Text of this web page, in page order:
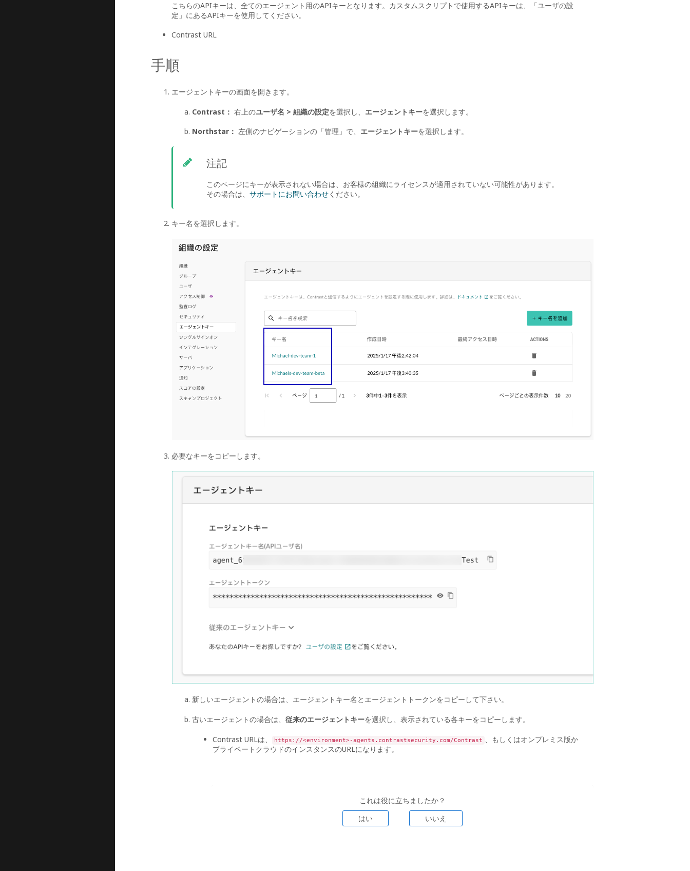
こちらのAPIキーは、全てのエージェント用のAPIキーとなります。カスタムスクリプトで使用するAPIキーは、「ユーザの設
定」にあるAPIキーを使用してください。
Contrast URL
手順
エージェントキーの画面を開きます。
Contrast ： 右上のユーザ名 > 組織の設定を選択し、 エージェントキーを選択します。
Northstar ： 左側のナビゲーションの「管理」で、 エージェントキーを選択します。
注記
このページにキーが表示されない場合は、お客様の組織にライセンスが適用されていない可能性があります。
その場合は、 サポートにお問い合わせください。
キー名を選択します。
必要なキーをコピーします。
新しいエージェントの場合は、エージェントキー名とエージェントトークンをコピーして下さい。
古いエージェントの場合は、 従来のエージェントキーを選択し、表示されている各キーをコピーします。
Contrast URLは、 https://<environment>-agents.contrastsecurity.com/Contrast
、もしくはオンプレミス版か
プライベートクラウドのインスタンスのURLになります。
これは役に立ちましたか？
はい
いいえ